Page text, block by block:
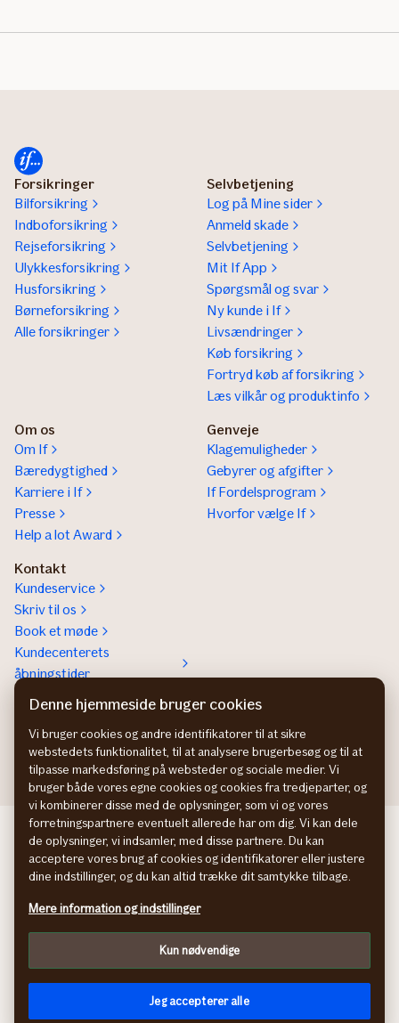
Forsikringer
Bilforsikring
Indboforsikring
Rejseforsikring
Ulykkesforsikring
Husforsikring
Børneforsikring
Alle forsikringer
Selvbetjening
Log på Mine sider
Anmeld skade
Selvbetjening
Mit If App
Spørgsmål og svar
Ny kunde i If
Livsændringer
Køb forsikring
Fortryd køb af forsikring
Læs vilkår og produktinfo
Om os
Om If
Bæredygtighed
Karriere i If
Presse
Help a lot Award
Genveje
Klagemuligheder
Gebyrer og afgifter
If Fordelsprogram
Hvorfor vælge If
Kontakt
Kundeservice
Skriv til os
Book et møde
Kundecenterets
åbningstider
Kontakt os om
Erhvervsforsikringer
In English
If Skadeförsäkring SE
If Skadeforsikring NO
If Vahinkovakuutus FI
Persondatapolitik
Cookies
Tilpas
facebook
© If Skadeforsikring, filial af If Skadeförsäkring AB (publ),
Denne hjemmeside bruger cookies
Vi bruger cookies og andre identifikatorer til at sikre
webstedets funktionalitet, til at analysere brugerbesøg og til at
tilpasse markedsføring på websteder og sociale medier. Vi
bruger både vores egne cookies og cookies fra tredjeparter, og
vi kombinerer disse med de oplysninger, som vi og vores
forretningspartnere eventuelt allerede har om dig. Vi kan dele
de oplysninger, vi indsamler, med disse partnere. Du kan
acceptere vores brug af cookies og identifikatorer eller justere
dine indstillinger, og du kan altid trække dit samtykke tilbage.
Mere information og indstillinger
Kun nødvendige
Jeg accepterer alle